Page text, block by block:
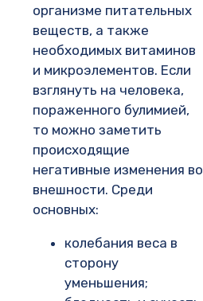
организме питательных
веществ, а также
необходимых витаминов
и микроэлементов. Если
взглянуть на человека,
пораженного булимией,
то можно заметить
происходящие
негативные изменения во
внешности. Среди
основных:
колебания веса в
сторону
уменьшения;